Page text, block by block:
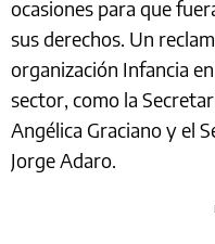
ocasiones para que
sus derechos. Un
organización Infancia
sector, como la
Angélica Graciano y el
Jorge Adaro.